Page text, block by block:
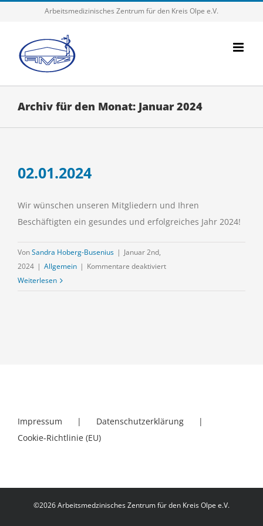
springen
Arbeitsmedizinisches Zentrum für den Kreis Olpe e.V.
Archiv für den Monat: Januar 2024
02.01.2024
Wir wünschen unseren Mitgliedern und Ihren
Beschäftigten ein gesundes und erfolgreiches Jahr 2024!
VonSandra Hoberg-Busenius | Januar 2nd,
2024 | Allgemein | Kommentare deaktiviertfür
Weiterlesen
Impressum
Datenschutzerklärung
Cookie-Richtlinie (EU)
©2026 Arbeitsmedzinisches Zentrum für den Kreis Olpe e.V.